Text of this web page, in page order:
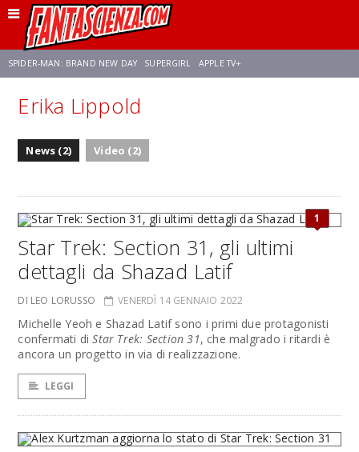
SPIDER-MAN: BRAND NEW DAY SUPERGIRL APPLE TV+
FRANCO RICCIARDIELLO ZENDAYA
Erika Lippold
News (2) Video (2)
1
Star Trek: Section 31, gli ultimi
dettagli da Shazad Latif
DI LEO LORUSSO VENERDÌ 14 GENNAIO 2022
Michelle Yeoh e Shazad Latif sono i primi due protagonisti
confermati diStar Trek: Section 31, che malgrado i ritardi è
ancora un progetto in via di realizzazione.
LEGGI